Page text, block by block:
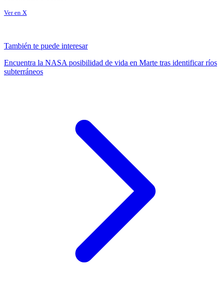
Ver en X
También te puede interesar
Encuentra la NASA posibilidad de vida en Marte tras identificar ríos
subterráneos